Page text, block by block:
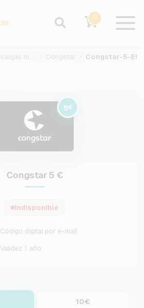
0
Recargas movil prepago Congstar Congstar-5-
5€
Congstar 5 €
Indisponible
Código digital por e-mail
Validez 1 año
10€